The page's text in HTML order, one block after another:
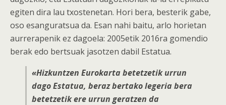
egiten dira lau txostenetan. Hori bera, besterik gabe,
oso esanguratsua da. Esan nahi baitu, arlo horietan
aurrerapenik ez dagoela: 2005etik 2016ra gomendio
berak edo bertsuak jasotzen dabil Estatua.
«Hizkuntzen Eurokarta betetzetik urrun
dago Estatua, beraz bertako legeria bera
betetzetik ere urrun geratzen da